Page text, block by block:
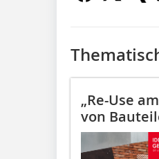
„Re-Use
von